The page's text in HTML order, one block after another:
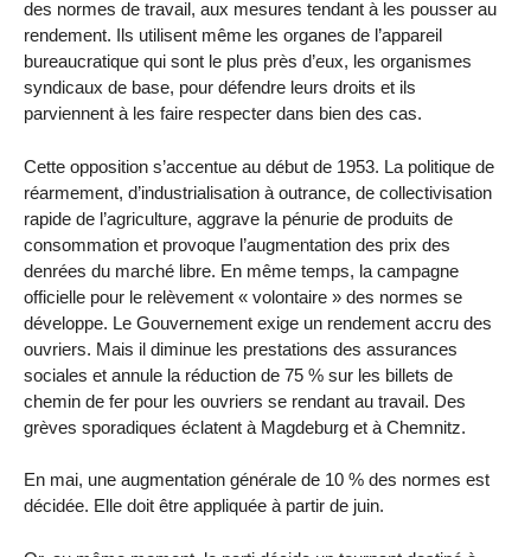
des normes de travail, aux mesures tendant à les pousser au
rendement. Ils utilisent même les organes de l’appareil
bureaucratique qui sont le plus près d’eux, les organismes
syndicaux de base, pour défendre leurs droits et ils
parviennent à les faire respecter dans bien des cas.
Cette opposition s’accentue au début de 1953. La politique de
réarmement, d’industrialisation à outrance, de collectivisation
rapide de l’agriculture, aggrave la pénurie de produits de
consommation et provoque l’augmentation des prix des
denrées du marché libre. En même temps, la campagne
officielle pour le relèvement « volontaire » des normes se
développe. Le Gouvernement exige un rendement accru des
ouvriers. Mais il diminue les prestations des assurances
sociales et annule la réduction de 75 % sur les billets de
chemin de fer pour les ouvriers se rendant au travail. Des
grèves sporadiques éclatent à Magdeburg et à Chemnitz.
En mai, une augmentation générale de 10 % des normes est
décidée. Elle doit être appliquée à partir de juin.